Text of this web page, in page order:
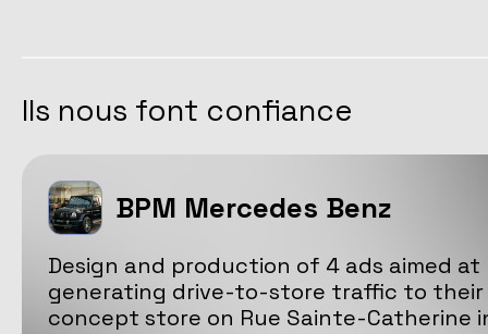
Ils nous font confiance
BPM Mercedes Benz
Design and production of 4 ads aimed at
generating drive-to-store traffic to their
concept store on Rue Sainte-Catherine